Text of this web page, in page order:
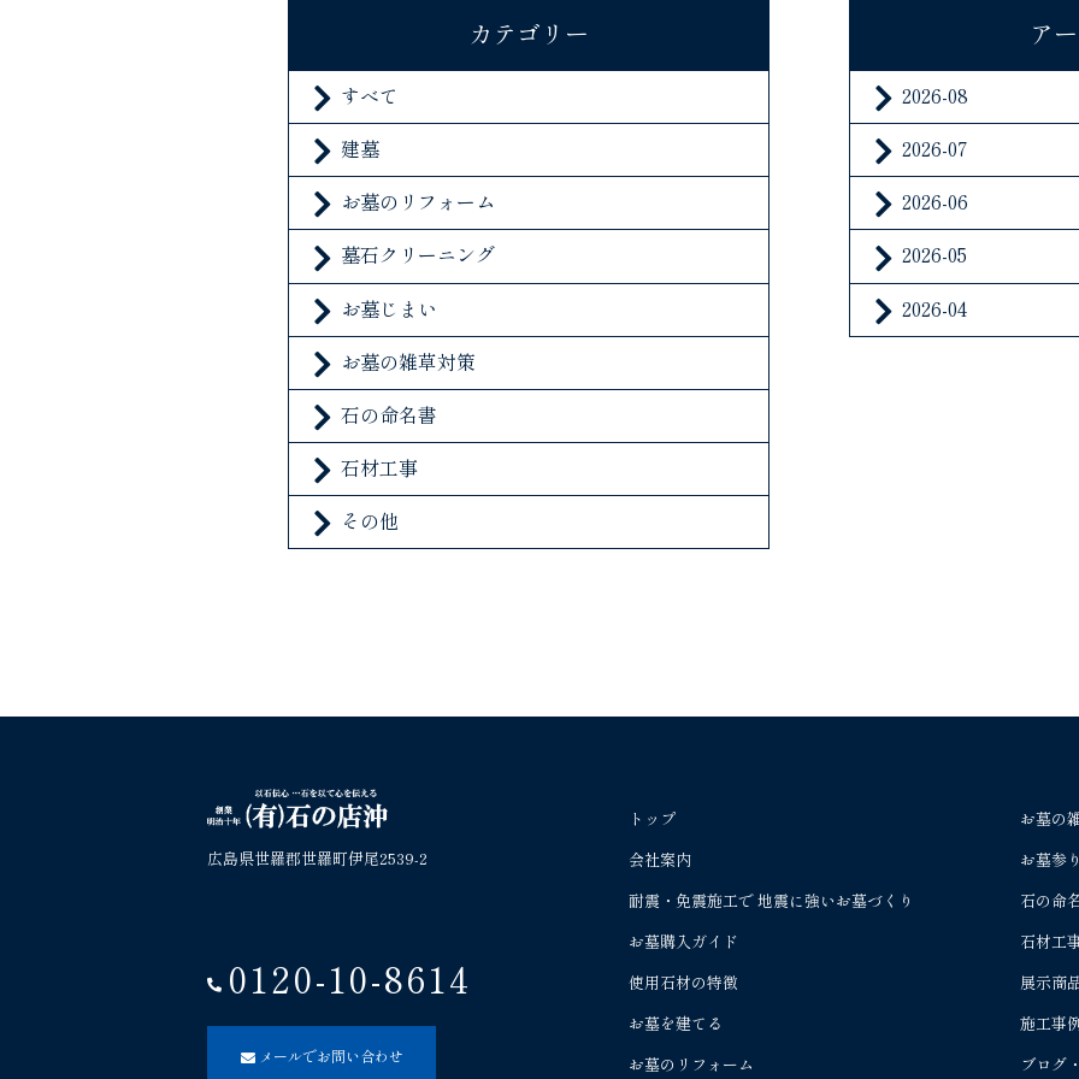
カテゴリー
すべて
建墓
お墓のリフォーム
墓石クリーニング
お墓じまい
お墓の雑草対策
石の命名書
石材工事
その他
ア
2026-08
2026-07
2026-06
2026-05
2026-04
広島県世羅郡世羅町伊尾2539-2
0120-10-8614
メールでお問い合わせ
トップ
会社案内
耐震・免震施工で地震に強いお墓づくり
お墓購入ガイド
使用石材の特徴
お墓を建てる
お墓のリフォーム
お墓の
お墓参
石の命
石材工
展示商
施工事
ブログ